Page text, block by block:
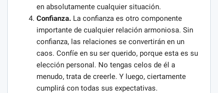
en absolutamente cualquier situación.
Confianza. La confianza es otro componente
importante de cualquier relación armoniosa. Sin
confianza, las relaciones se convertirán en un
caos. Confíe en su ser querido, porque esta es su
elección personal. No tengas celos de él a
menudo, trata de creerle. Y luego, ciertamente
cumplirá con todas sus expectativas.